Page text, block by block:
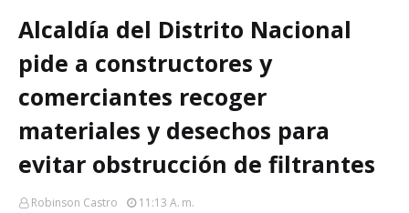
Alcaldía del Distrito Nacional
pide a constructores y
comerciantes recoger
materiales y desechos para
evitar obstrucción de filtrantes
Robinson Castro 11:13 A. M.